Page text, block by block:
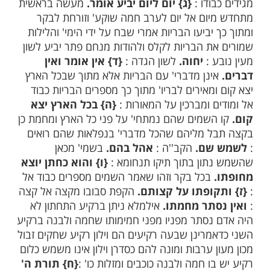
גַּם מִזֵּדִים חֲשֹׂךְ עַבְדֶּךָ אַל יִמְשְׁלוּ בִי אָז אֵיתָם
רָב. (טו) יִהְיוּ לְרָצוֹן אִמְרֵי פִי וְהֶגְיוֹן לִבִּי לְפָנֶיךָ
מספרים כבוד אל.המשורר עצמו פירש את
ידיו מגיד הרקיע.הכוכבים והמזלות
ידיו של הקב''ה אשר הם שם כמו שנאמ'
אלהים ברקיע השמים (בראשית א') ומשם
:{ג} יום ליום יביע אומר.מעשה בראשית
אל יום לערב חמה שוקע' וזורחת לבקר
הבריות אמרי שבח על ידי הימי' והלילות
הבריות לקלס ולהודות מנחם פתר יביע לשון